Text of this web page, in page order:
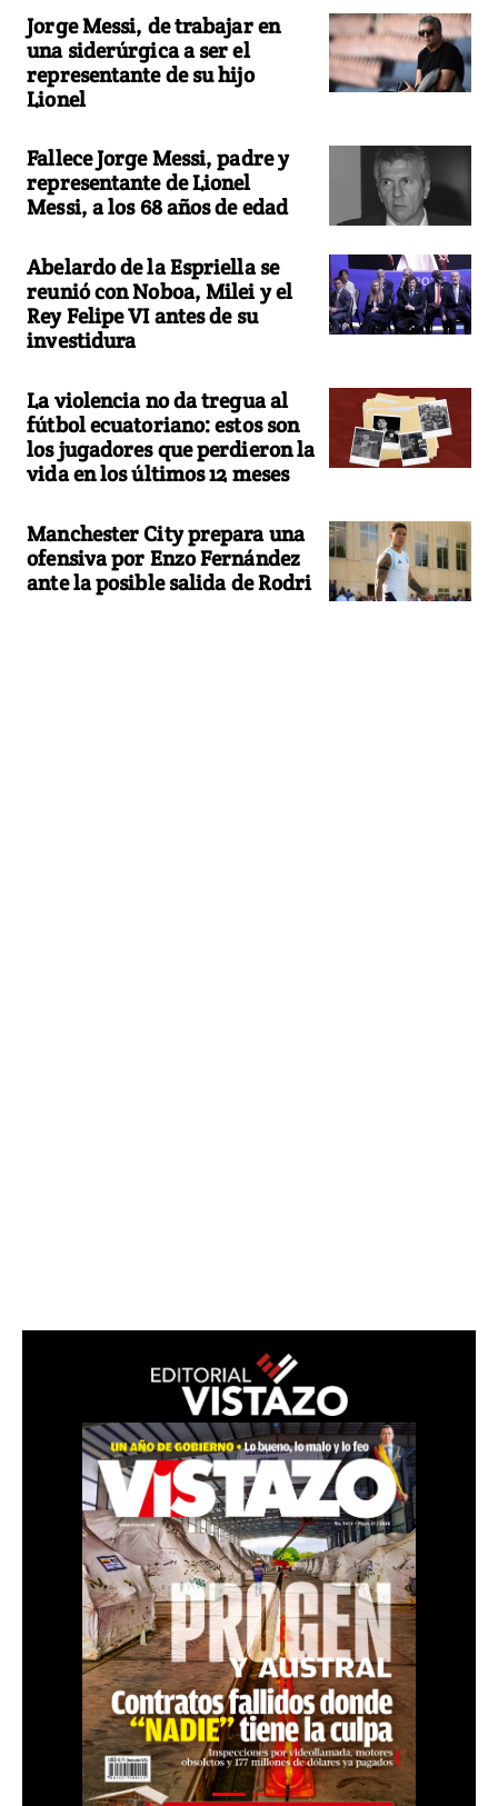
Jorge Messi, de trabajar en
una siderúrgica a ser el
representante de su hijo
Lionel
Fallece Jorge Messi, padre y
representante de Lionel
Messi, a los 68 años de edad
Abelardo de la Espriella se
reunió con Noboa, Milei y el
Rey Felipe VI antes de su
investidura
La violencia no da tregua al
fútbol ecuatoriano: estos son
los jugadores que perdieron la
vida en los últimos 12 meses
Manchester City prepara una
ofensiva por Enzo Fernández
ante la posible salida de Rodri